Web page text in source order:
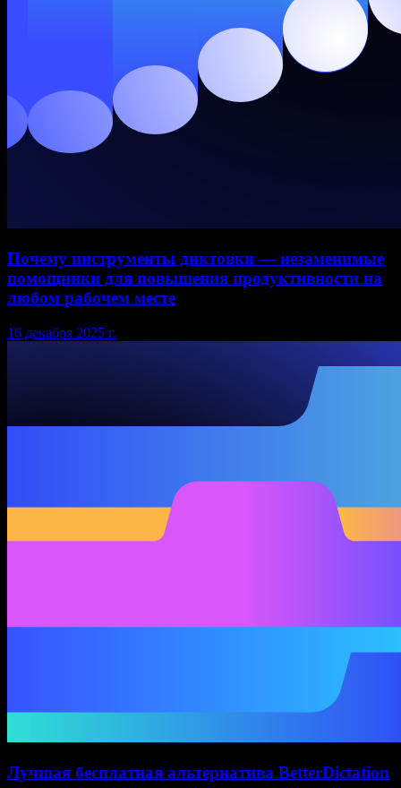
Почему инструменты диктовки — незаменимые
помощники для повышения продуктивности на
любом рабочем месте
16 декабря 2025 г.
Лучшая бесплатная альтернатива BetterDictation